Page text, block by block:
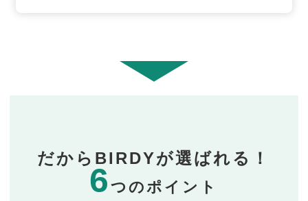
だからBIRDYが選ばれる！
6つのポイント